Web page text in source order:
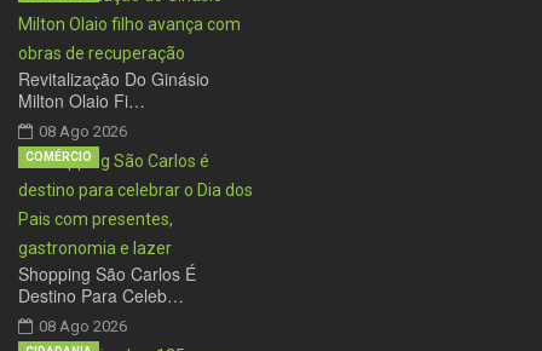
Revitalização Do Ginásio
Milton Olaio Fi…
08 Ago 2026
Shopping São Carlos É
Destino Para Celeb…
08 Ago 2026
COMÉRCIO